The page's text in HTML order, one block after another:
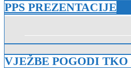
PPS PREZENTACIJE
VJEŽBE POGODI TKO